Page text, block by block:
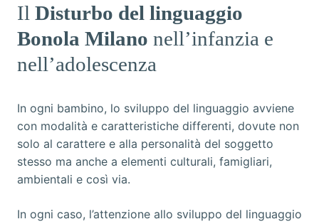
Il Disturbo del linguaggio
Bonola Milano nell’infanzia e
nell’adolescenza
In ogni bambino, lo sviluppo del linguaggio avviene
con modalità e caratteristiche differenti, dovute non
solo al carattere e alla personalità del soggetto
stesso ma anche a elementi culturali, famigliari,
ambientali e così via.
In ogni caso, l’attenzione allo sviluppo del linguaggio